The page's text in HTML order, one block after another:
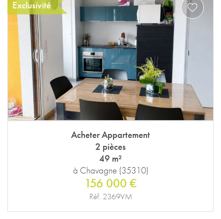
Acheter Maison
9 pièces
181 m²
à Vitré (35500)
249 000 €
Réf. 2418PM